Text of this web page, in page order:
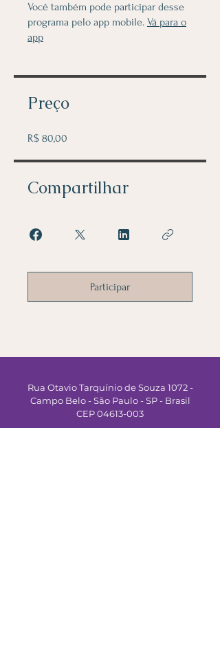
Você também pode participar desse
programa pelo app mobile. Vá para o
app
Preço
R$ 80,00
Compartilhar
Participar
Rua Otavio Tarquínio de Souza 1072 -
Campo Belo - São Paulo - SP - Brasil
CEP 04613-003